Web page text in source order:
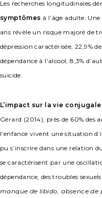
Les recherches longitudinales
symptômes à l’âge adulte.
ans révèle un risque majoré de
dépression caractérisée, 22,9%
dépendance à l’alcool, 8,3%
suicide.
L’impact sur la vie conjugale
Gérard (2014), près de 60% des
l’enfance vivent une situation
pu s’inscrire dans une relation
se caractérisent par une
dépendance, des troubles
manque de libido, absence